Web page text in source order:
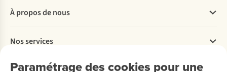
Paramétrage des cookies pour une
Commander
Payer
Livraison
Rétractation d'une commande
À propos de nous
Explore More
Nos services
Location / Location sports d’hiver